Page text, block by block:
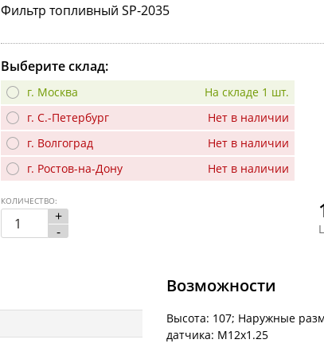
Фильтр топливный SP-2035
Выберите склад:
г. Москва
На складе 1 шт.
г. С.-Петербург
Нет в наличии
г. Волгоград
Нет в наличии
г. Ростов-на-Дону
Нет в наличии
+
-
КОЛИЧЕСТВО:
Возможности
Высота: 107; Наружные
датчика: M12x1.25